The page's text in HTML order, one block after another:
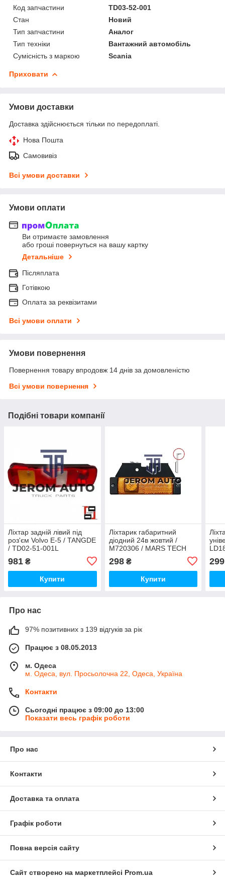
Код запчастини
TD03-52-001
Стан
Новий
Тип запчастини
Аналог
Тип техніки
Вантажний автомобіль
Сумісність з маркою
Scania
Приховати
Умови доставки
Доставка здійснюється тільки по передоплаті.
Нова Пошта
Самовивіз
Всі умови доставки
Умови оплати
Ви отримаєте замовлення
або гроші повернуться на вашу картку
Детальніше
Післяплата
Готівкою
Оплата за реквізитами
Всі умови оплати
Умови повернення
Повернення товару впродовж 14 днів за домовленістю
Всі умови повернення
Подібні товари компанії
Ліхтар задній лівий під
роз'єм Volvo Е-5 / TANGDE
/ TD02-51-001L
981 ₴
Купити
Ліхтарик габаритний
діодний 24в жовтий /
M720306 / MARS TECH
298₴
Купити
299
Про нас
97% позитивних з 139 відгуків за рік
Працює з 08.05.2013
м. Одеса
м. Одеса, вул. Просьолочна 22, Одеса, Україна
Контакти
Сьогодні працює з 09:00 до 13:00
Показати весь графік роботи
Про нас
Контакти
Доставка та оплата
Графік роботи
Повна версія сайту
Сайт створено на маркетплейсі Prom.ua